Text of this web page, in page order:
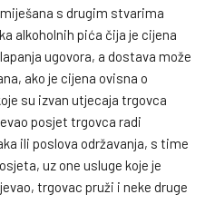
s drugim stvarima
alkoholnih pića čija je cijena
ugovora, a dostava može
ako je cijena ovisna o
su izvan utjecaja trgovca
posjet trgovca radi
ili poslova održavanja, s time
uz one usluge koje je
trgovac pruži i neke druge